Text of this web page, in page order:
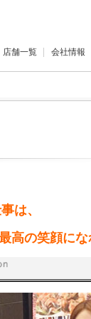
店舗一覧 会社情報
は、
高の笑顔に